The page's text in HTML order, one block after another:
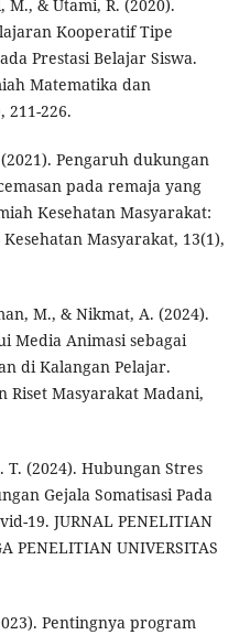
& Utami, R. (2020).
Kooperatif Tipe
Prestasi Belajar Siswa.
Matematika dan
211-226.
Pengaruh dukungan
pada remaja yang
Kesehatan Masyarakat:
Masyarakat, 13(1),
M., & Nikmat, A. (2024).
Media Animasi sebagai
di Kalangan Pelajar.
Riset Masyarakat Madani,
(2024). Hubungan Stres
Gejala Somatisasi Pada
19. JURNAL PENELITIAN
PENELITIAN UNIVERSITAS
Pentingnya program